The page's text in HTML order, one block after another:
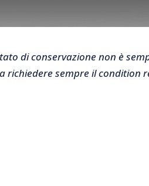
di conservazione non è
richiedere sempre il condition